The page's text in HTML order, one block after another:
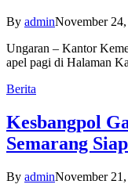
By adminNovember
Ungaran – Kantor
apel pagi di Halaman
Berita
Kesbangpol
Semarang
By adminNovember